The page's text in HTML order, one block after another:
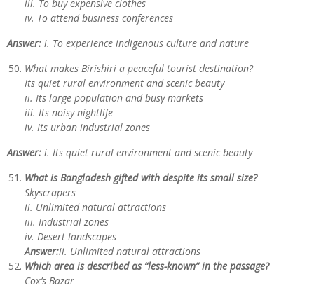
iii. To buy expensive clothes
iv. To attend business conferences
Answer: i. To experience indigenous culture and nature
What makes Birishiri a peaceful tourist destination?
Its quiet rural environment and scenic beauty
ii. Its large population and busy markets
iii. Its noisy nightlife
iv. Its urban industrial zones
Answer: i. Its quiet rural environment and scenic beauty
What is Bangladesh gifted with despite its small size?
Skyscrapers
ii. Unlimited natural attractions
iii. Industrial zones
iv. Desert landscapes
Answer:ii. Unlimited natural attractions
Which area is described as “less-known” in the passage?
Cox’s Bazar